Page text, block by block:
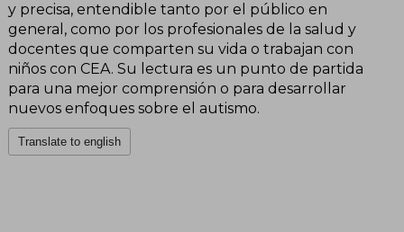
y precisa, entendible tanto por el público en
general, como por los profesionales de la salud y
docentes que comparten su vida o trabajan con
niños con CEA. Su lectura es un punto de partida
para una mejor comprensión o para desarrollar
nuevos enfoques sobre el autismo.
Translate to english